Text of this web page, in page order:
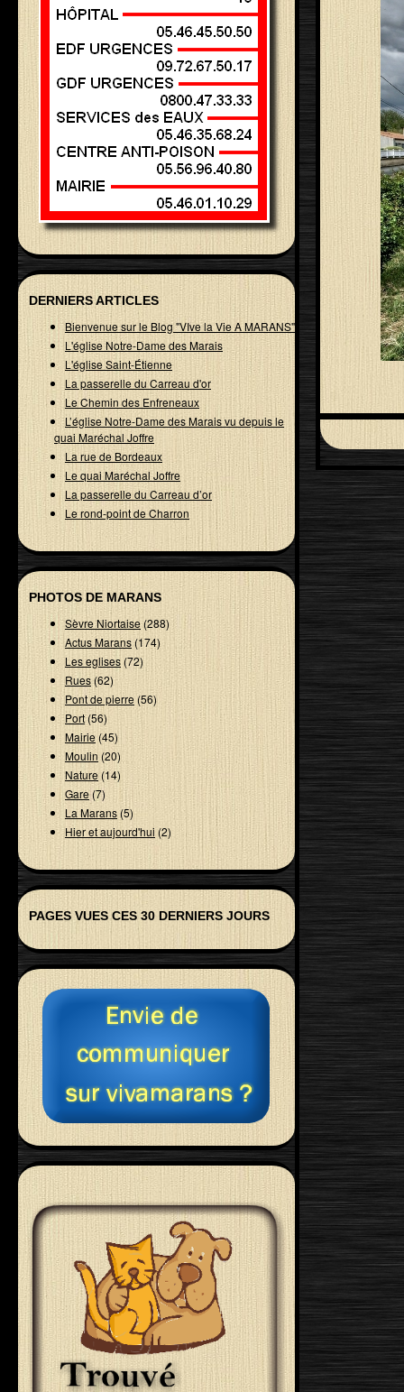
DERNIERS ARTICLES
Bienvenue sur le Blog "VIve la Vie A MARANS"
L'église Notre-Dame des Marais
L'église Saint-Étienne
La passerelle du Carreau d'or
Le Chemin des Enfreneaux
L’église Notre-Dame des Marais vu depuis le
quai Maréchal Joffre
La rue de Bordeaux
Le quai Maréchal Joffre
La passerelle du Carreau d’or
Le rond-point de Charron
PHOTOS DE MARANS
Sèvre Niortaise(288)
Actus Marans (174)
Les eglises(72)
Rues(62)
Pont de pierre(56)
Port(56)
Mairie(45)
Moulin(20)
Nature(14)
Gare (7)
La Marans(5)
Hier et aujourd'hui (2)
PAGES VUES CES 30 DERNIERS JOURS